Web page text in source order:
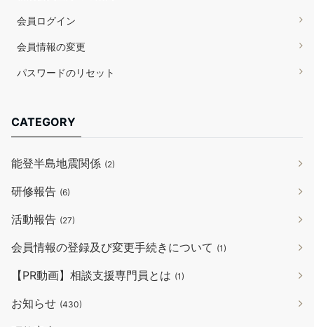
会員ログイン
会員情報の変更
パスワードのリセット
CATEGORY
能登半島地震関係 (2)
研修報告 (6)
活動報告 (27)
会員情報の登録及び変更手続きについて (1)
【PR動画】相談支援専門員とは (1)
お知らせ (430)